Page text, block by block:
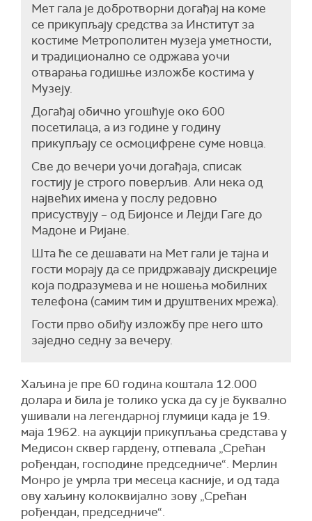
Мет гала је добротворни догађај на коме
се прикупљају средства за Институт за
костиме Метрополитен музеја уметности,
и традиционално се одржава уочи
отварања годишње изложбе костима у
Музеју.
Догађај обично угошћује око 600
посетилаца, а из године у годину
прикупљају се осмоцифрене суме новца.
Све до вечери уочи догађаја, списак
гостију је строго поверљив. Али нека од
највећих имена у послу редовно
присуствују – од Бијонсе и Лејди Гаге до
Мадоне и Ријане.
Шта ће се дешавати на Мет гали је тајна и
гости морају да се придржавају дискреције
која подразумева и не ношења мобилних
телефона (самим тим и друштвених мрежа).
Гости прво обиђу изложбу пре него што
заједно седну за вечеру.
Хаљина је пре 60 година коштала 12.000
долара и била је толико уска да су је буквално
ушивали на легендарној глумици када је 19.
маја 1962. на аукцији прикупљања средстава у
Медисон сквер гардену, отпевала „Срећан
рођендан, господине председниче“. Мерлин
Монро је умрла три месеца касније, и од тада
ову хаљину колоквијално зову „Срећан
рођендан, председниче“.